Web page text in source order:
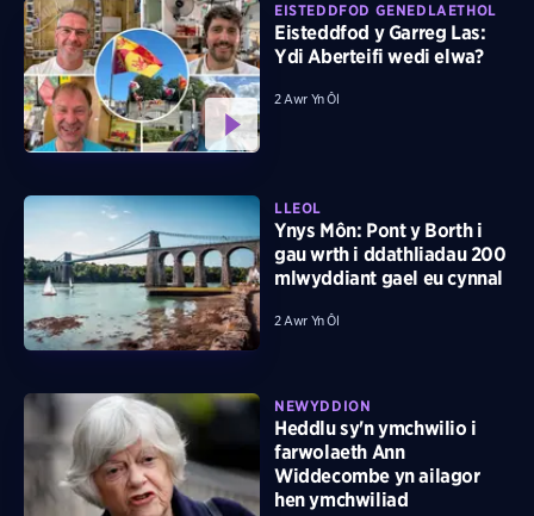
EISTEDDFOD GENEDLAETHOL
Eisteddfod y Garreg Las:
Ydi Aberteifi wedi elwa?
2 Awr Yn Ôl
LLEOL
Ynys Môn: Pont y Borth i
gau wrth i ddathliadau 200
mlwyddiant gael eu cynnal
2 Awr Yn Ôl
NEWYDDION
Heddlu sy'n ymchwilio i
farwolaeth Ann
Widdecombe yn ailagor
hen ymchwiliad